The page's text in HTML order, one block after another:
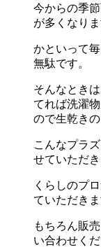
今からの季
が多くなり
かといって
無駄です。
そんなとき
てれば洗濯
ので生乾き
こんなプラ
せていただき
くらしのプ
ていただきま
もちろん販
い合わせくだ